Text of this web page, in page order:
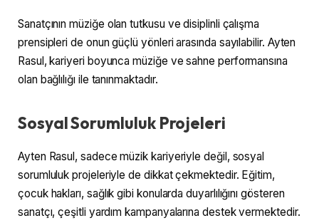
Sanatçının müziğe olan tutkusu ve disiplinli çalışma
prensipleri de onun güçlü yönleri arasında sayılabilir. Ayten
Rasul, kariyeri boyunca müziğe ve sahne performansına
olan bağlılığı ile tanınmaktadır.
Sosyal Sorumluluk Projeleri
Ayten Rasul, sadece müzik kariyeriyle değil, sosyal
sorumluluk projeleriyle de dikkat çekmektedir. Eğitim,
çocuk hakları, sağlık gibi konularda duyarlılığını gösteren
sanatçı, çeşitli yardım kampanyalarına destek vermektedir.